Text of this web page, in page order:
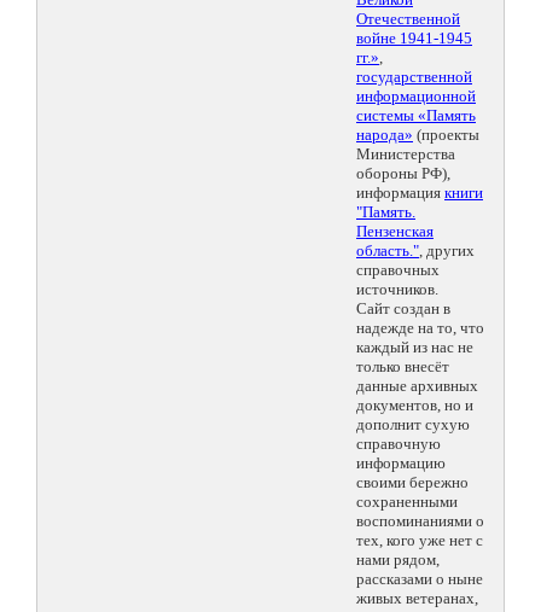
Отечественной
войне 1941-1945
гг.»,
государственной
информационной
системы «Память
народа» (проекты
Министерства
обороны РФ),
информация книги
"Память.
Пензенская
область.", других
справочных
источников.
Сайт создан в
надежде на то, что
каждый из нас не
только внесёт
данные архивных
документов, но и
дополнит сухую
справочную
информацию
своими бережно
сохраненными
воспоминаниями о
тех, кого уже нет с
нами рядом,
рассказами о ныне
живых ветеранах,